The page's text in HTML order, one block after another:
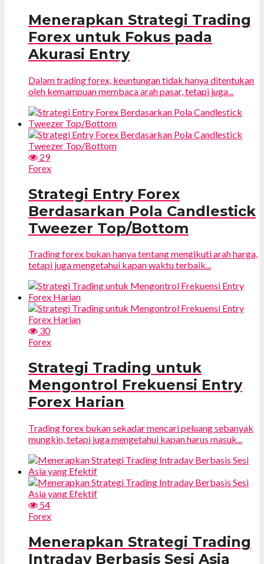
Menerapkan Strategi Trading
Forex untuk Fokus pada
Akurasi Entry
Dalam trading forex, keuntungan tidak hanya ditentukan
oleh kemampuan membaca arah pasar, tetapi juga...
29
Forex
Strategi Entry Forex
Berdasarkan Pola Candlestick
Tweezer Top/Bottom
Trading forex bukan hanya tentang mengikuti arah harga,
tetapi juga mengetahui kapan waktu terbaik...
30
Forex
Strategi Trading untuk
Mengontrol Frekuensi Entry
Forex Harian
Trading forex bukan sekadar mencari peluang sebanyak
mungkin, tetapi juga mengetahui kapan harus masuk...
54
Forex
Menerapkan Strategi Trading
Intraday Berbasis Sesi Asia